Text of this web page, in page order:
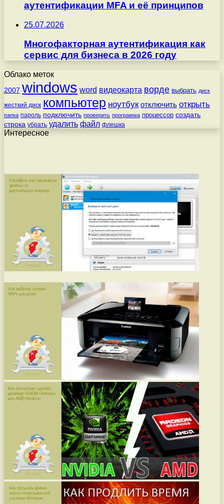
аутентификации MFA и её принципов
25.07.2026
Многофакторная аутентификация как
сервис для бизнеса в 2026 году
Облако меток
2007 windows word видеокарта ворде выбрать диск
жесткий диск компьютер ноутбук отключить открыть
папка пароль подключить проверить программа процессор создать
строка убрать удалить файл флешка
Интересное